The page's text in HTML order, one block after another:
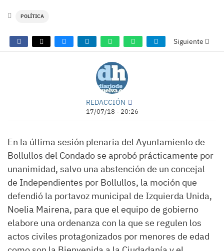
POLÍTICA
Siguiente
REDACCIÓN
17/07/18 - 20:26
En la última sesión plenaria del Ayuntamiento de
Bollullos del Condado se aprobó prácticamente por
unanimidad, salvo una abstención de un concejal
de Independientes por Bollullos, la moción que
defendió la portavoz municipal de Izquierda Unida,
Noelia Mairena, para que el equipo de gobierno
elabore una ordenanza con la que se regulen los
actos civiles protagonizados por menores de edad